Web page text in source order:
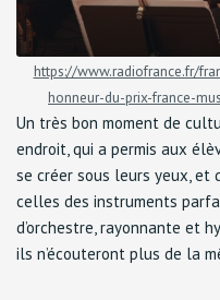
https://www.radiofrance.fr/
honneur-du-prix-france-
Un très bon moment de
endroit, qui a permis aux
se créer sous leurs yeux, et
celles des instruments
d’orchestre, rayonnante et
ils n’écouteront plus de la